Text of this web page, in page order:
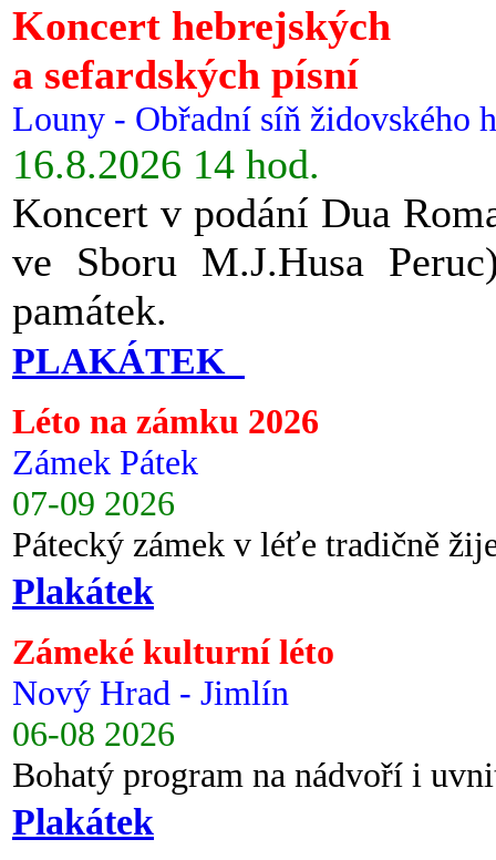
Koncert hebrejských
a sefardských písní
Louny - Obřadní síň židovského
16.8.2026 14 hod.
Koncert v podání Dua
ve Sboru M.J.Husa
památek.
PLAKÁTEK
Léto na zámku 2026
Zámek Pátek
07-09 2026
Pátecký zámek v léťe tradičně
Plakátek
Zámeké kulturní léto
Nový Hrad - Jimlín
06-08 2026
Bohatý program na nádvoří i
Plakátek